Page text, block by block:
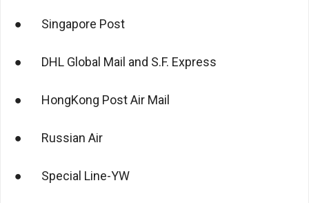
● Singapore Post
● DHL Global Mail and S.F. Express
● HongKong Post Air Mail
● Russian Air
● Special Line-YW